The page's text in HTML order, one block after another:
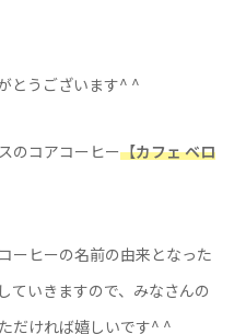
とうございます^ ^
のコアコーヒー【カフェ ベロ
ーヒーの名前の由来となった
ていきますので、みなさんの
だければ嬉しいです^ ^